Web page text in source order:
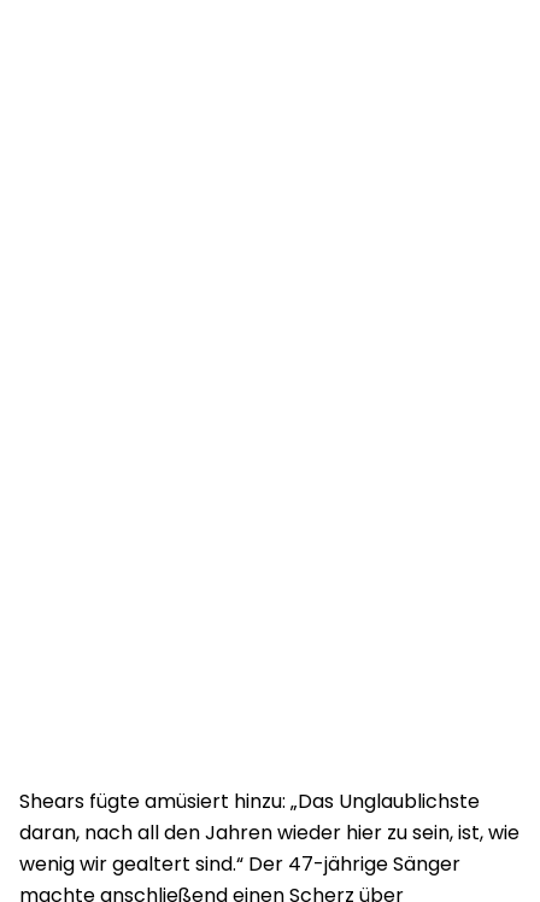
Shears fügte amüsiert hinzu: „Das Unglaublichste
daran, nach all den Jahren wieder hier zu sein, ist, wie
wenig wir gealtert sind.“ Der 47-jährige Sänger
machte anschließend einen Scherz über